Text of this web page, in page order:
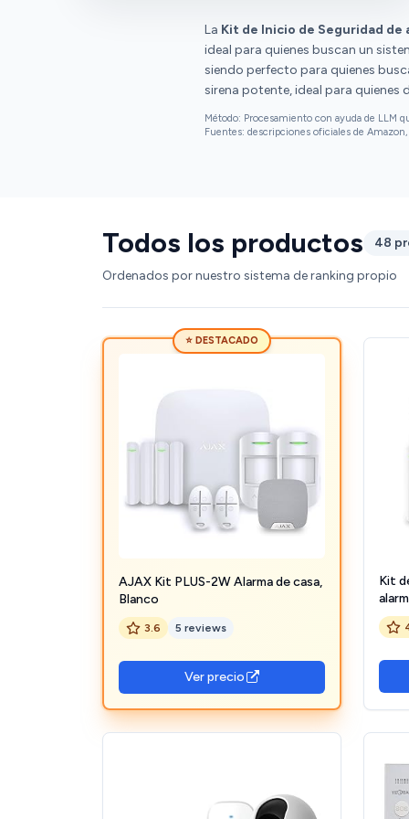
completa (calidad de la señal, nivel de batería,
chequeos de señal, y muchos otros
parámetros o modos de funcionamiento),
incluso muchos de los sensores que he ido
ajuste de sensibilidad se hace desde app,
La Kit de Inicio de Seguridad
ideal para quienes buscan un
siendo perfecto para quienes
sirena potente, ideal para
Método: Procesamiento con ayuda de LLM
Fuentes: descripciones oficiales de
Todos los productos 48
Ordenados por nuestro sistema de ranking propio
⭐ DESTACADO
AJAX Kit PLUS-2W Alarma de casa,
Blanco
3.6 5 reviews
Ver precio
Kit